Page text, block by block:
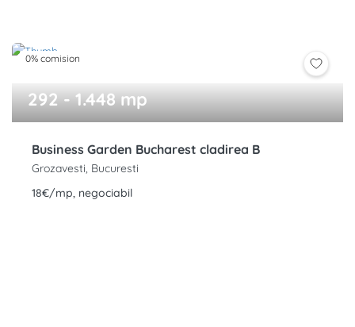
0% comision
292 - 1.448 mp
Business Garden Bucharest cladirea B
Grozavesti, Bucuresti
18€/mp, negociabil